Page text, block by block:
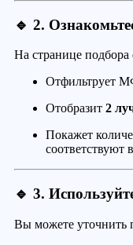
🔹 2.
На странице подбора
Отфильтрует
Отобразит 2
Покажет
соответствуют
🔹 3.
Вы можете уточнить